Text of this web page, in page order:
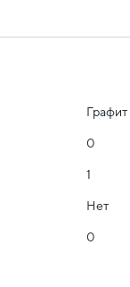
Графит
0
1
Нет
0